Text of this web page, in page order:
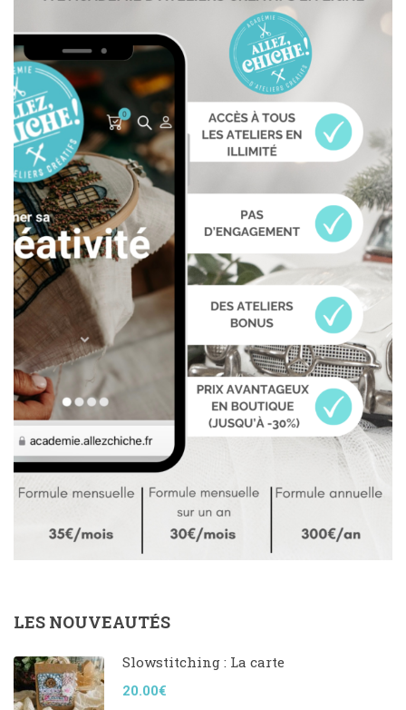
LES NOUVEAUTÉS
Slowstitching : La carte
20.00€